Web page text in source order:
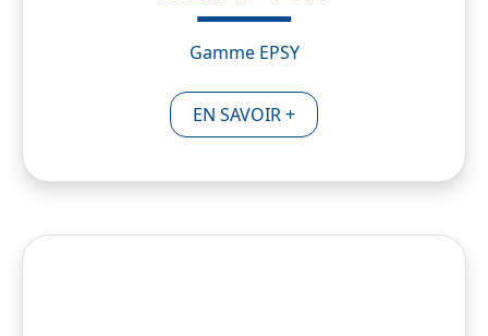
Gamme EPSY
EN SAVOIR +